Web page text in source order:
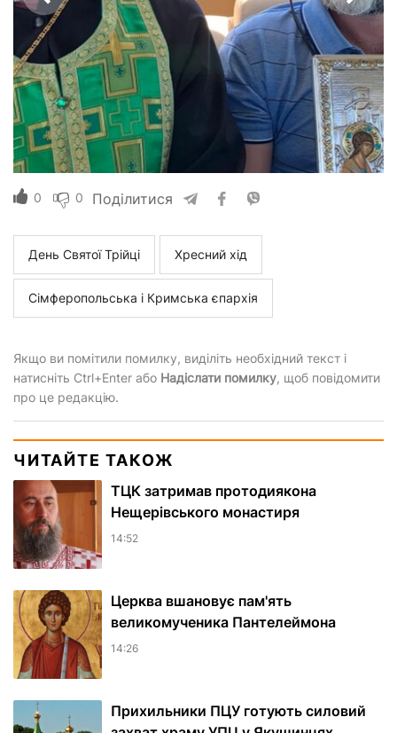
0 0 Поділитися
День Святої Трійці Хресний хід
Сімферопольська і Кримська єпархія
Якщо ви помітили помилку, виділіть необхідний текст і
натисніть Ctrl+Enter або Надіслати помилку, щоб повідомити
про це редакцію.
ЧИТАЙТЕ ТАКОЖ
ТЦК затримав протодиякона
Нещерівського монастиря
14:52
Церква вшановує пам'ять
великомученика Пантелеймона
14:26
Прихильники ПЦУ готують силовий